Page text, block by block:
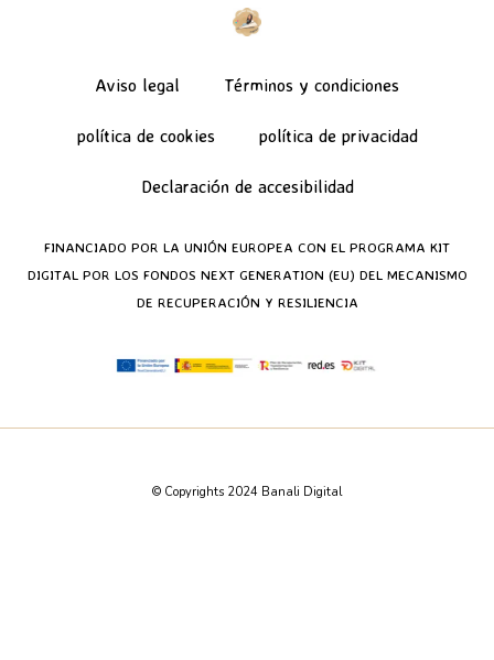
Aviso legal Términos y condiciones
política de cookies política de privacidad
Declaración de accesibilidad
FINANCIADO POR LA UNIÓN EUROPEA CON EL PROGRAMA KIT
DIGITAL POR LOS FONDOS NEXT GENERATION (EU) DEL MECANISMO
DE RECUPERACIÓN Y RESILIENCIA
© Copyrights 2024 Banali Digital